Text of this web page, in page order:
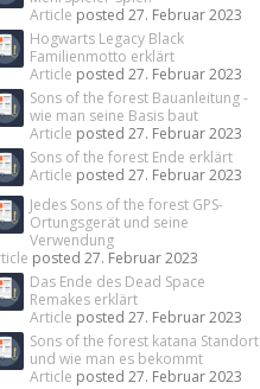
Article posted27. Februar 2023
Hogwarts Legacy Black
Familienmotto erklärt
Article posted27. Februar 2023
Sons of the forest Bauanleitung -
wie man seine Basis baut
Article posted27. Februar 2023
Sons of the forest Ende erklärt
Article posted27. Februar 2023
Jedes Sons of the forest GPS-
Ortungsgerät und seine
Verwendung
posted27. Februar 2023
Das Ende des Dead Space
Remakes erklärt
Article posted27. Februar 2023
Sons of the forest katana Standort
und wie man es bekommt
Article posted27. Februar 2023